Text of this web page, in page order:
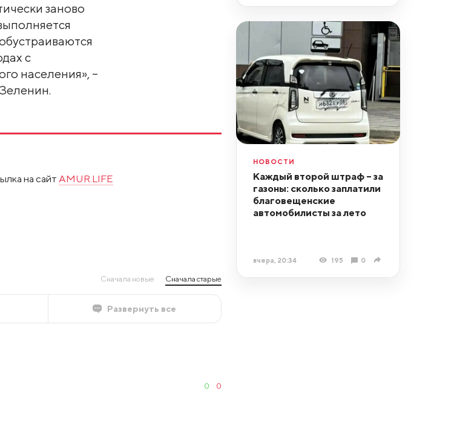
заново
с
населения», –
на сайт AMUR.LIFE
Сначала новые Сначала старые
Развернуть все
0 0
НОВОСТИ
Каждый второй штраф – за
газоны: сколько заплатили
благовещенские
автомобилисты за лето
вчера, 20:34 195 0